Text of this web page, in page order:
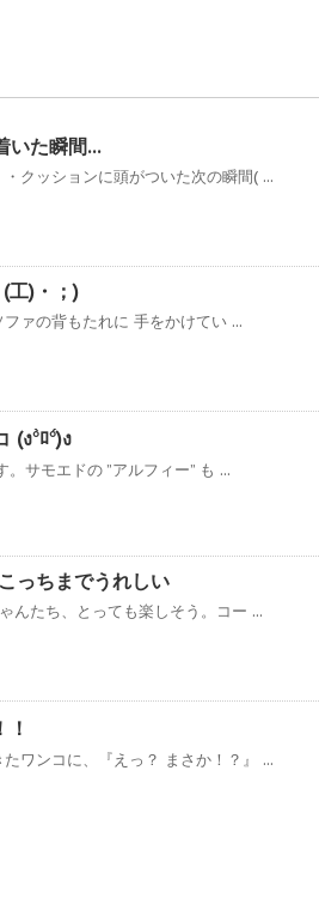
いた瞬間…
クッションに頭がついた次の瞬間( ...
工)・；)
ァの背もたれに 手をかけてい ...
(ง°̀ﾛ°́)ง
サモエドの ”アルフィー” も ...
っちまでうれしい
んたち、とっても楽しそう。コー ...
ワンコに、『えっ？ まさか！？』 ...